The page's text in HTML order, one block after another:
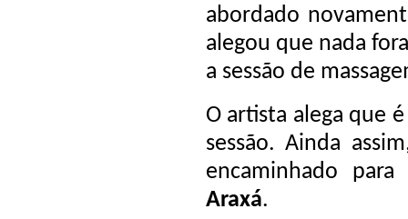
abordado
alegou que nada
a sessão de
O artista alega que
sessão. Ainda
encaminhado
Araxá.